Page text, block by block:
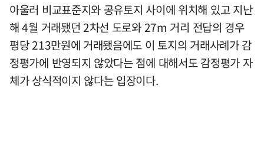
아울러 비교표준지와 공유토지 사이에 위치해 있고 지난
해 4월 거래됐던 2차선 도로와 27m 거리 전답의 경우
평당 213만원에 거래됐음에도 이 토지의 거래사례가 감
정평가에 반영되지 않았다는 점에 대해서도 감정평가 자
체가 상식적이지 않다는 입장이다.